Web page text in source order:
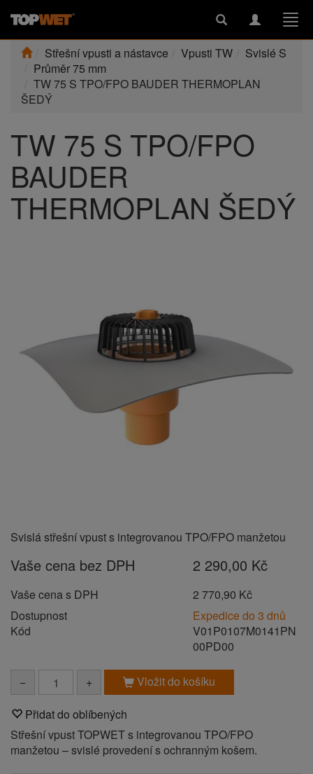
Toggle
Toggle
Střešní vpusti a nástavce
Vpusti TW
Svislé S
Průměr 75 mm
TW 75 S TPO/FPO BAUDER THERMOPLAN
ŠEDÝ
TW 75 S TPO/FPO
BAUDER
THERMOPLAN ŠEDÝ
Svislá střešní vpust s integrovanou TPO/FPO manžetou
Vaše cena bez DPH 2 290,00 Kč
Vaše cena s DPH
2 770,90 Kč
Dostupnost
Expedice do 3 dnů
Kód
V01P0107M0141PN
00PD00
− + Vložit do košíku
Přidat do oblíbených
Střešní vpust TOPWET s integrovanou TPO/FPO
manžetou – svislé provedení s ochranným košem.